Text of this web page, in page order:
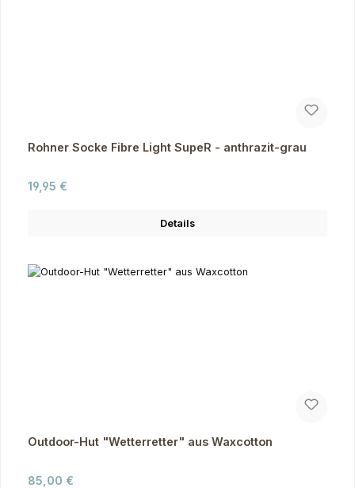
Rohner Socke Fibre Light SupeR - anthrazit-grau
Regulärer Preis:
19,95 €
Details
Outdoor-Hut "Wetterretter" aus Waxcotton
Regulärer Preis:
85,00 €